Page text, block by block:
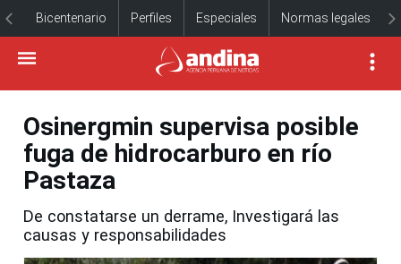
Bicentenario Perfiles Especiales Normas legales
Osinergmin supervisa posible
fuga de hidrocarburo en río
Pastaza
De constatarse un derrame, Investigará las
causas y responsabilidades